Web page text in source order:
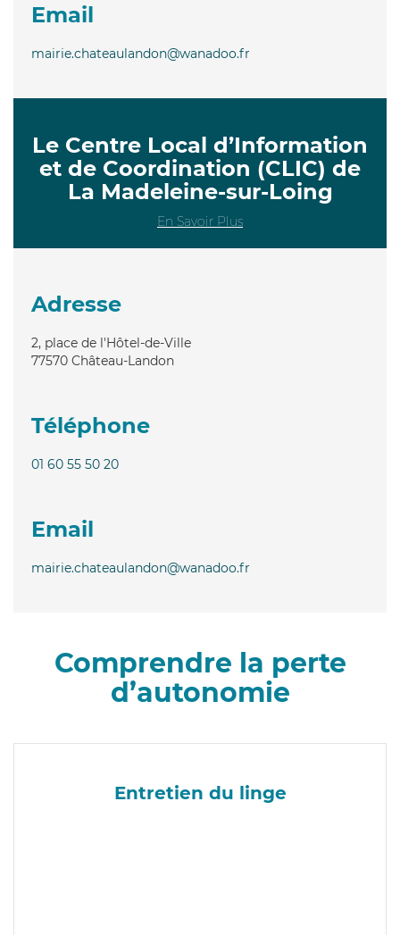
Email
mairie.chateaulandon@wanadoo.fr
Le Centre Local d’Information
et de Coordination (CLIC) de
La Madeleine-sur-Loing
En Savoir Plus
Adresse
2, place de l'Hôtel-de-Ville
77570 Château-Landon
Téléphone
01 60 55 50 20
Email
mairie.chateaulandon@wanadoo.fr
Comprendre la perte
d’autonomie
Entretien du linge